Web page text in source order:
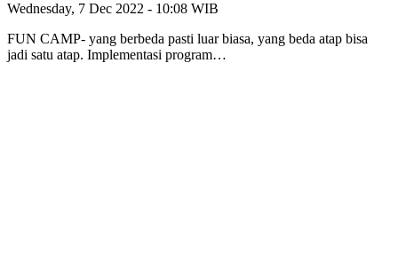
Wednesday, 7 Dec 2022 - 10:08 WIB
FUN CAMP- yang berbeda pasti luar biasa, yang beda atap bisa
jadi satu atap. Implementasi program…